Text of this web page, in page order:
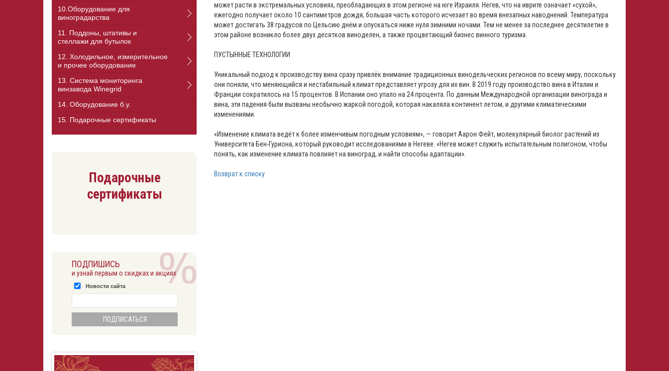
может расти в экстремальных условиях, преобладающих в этом регионе на юге Израиля. Негев, что на иврите означает «сухой»,
ежегодно получает около 10 сантиметров дождя, большая часть которого исчезает во время внезапных наводнений. Температура
может достигать 38 градусов по Цельсию днём и опускаться ниже нуля зимними ночами. Тем не менее за последнее десятилетие в
этом районе возникло более двух десятков виноделен, а также процветающий бизнес винного туризма.
ПУСТЫННЫЕ ТЕХНОЛОГИИ
Уникальный подход к производству вина сразу привлёк внимание традиционных винодельческих регионов по всему миру, поскольку
они поняли, что меняющийся и нестабильный климат представляет угрозу для их вин. В 2019 году производство вина в Италии и
Франции сократилось на 15 процентов. В Испании оно упало на 24 процента. По данным Международной организации винограда и
вина, эти падения были вызваны необычно жаркой погодой, которая накаляла континент летом, и другими климатическими
изменениями.
«Изменение климата ведёт к более изменчивым погодным условиям», — говорит Аарон Фейт, молекулярный биолог растений из
Университета Бен-Гуриона, который руководит исследованиями в Негеве. «Негев может служить испытательным полигоном, чтобы
понять, как изменение климата повлияет на виноград, и найти способы адаптации».
Возврат к списку
10.Оборудование для
виноградарства
11. Поддоны, штативы и
стеллажи для бутылок
12. Холодильное, измерительное
и прочее оборудование
13. Cистема мониторинга
винзавода Winegrid
14. Оборудование б.у.
15. Подарочные сертификаты
Подарочные
сертификаты
ПОДПИШИСЬ
и узнай первым о скидках и акциях
Новости сайта